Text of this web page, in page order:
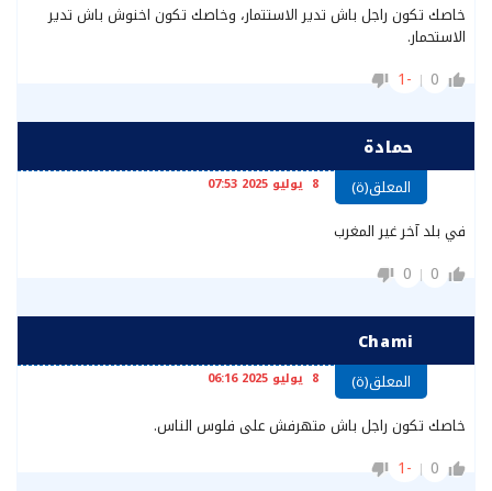
خاصك تكون راجل باش تدير الاستتمار، وخاصك تكون اخنوش باش تدير
الاستحمار.
0
-1
حمادة
المعلق(ة) 8 يوليو 2025 07:53
في بلد آخر غير المغرب
0
0
Chami
المعلق(ة) 8 يوليو 2025 06:16
خاصك تكون راجل باش متهرفش على فلوس الناس.
0
-1